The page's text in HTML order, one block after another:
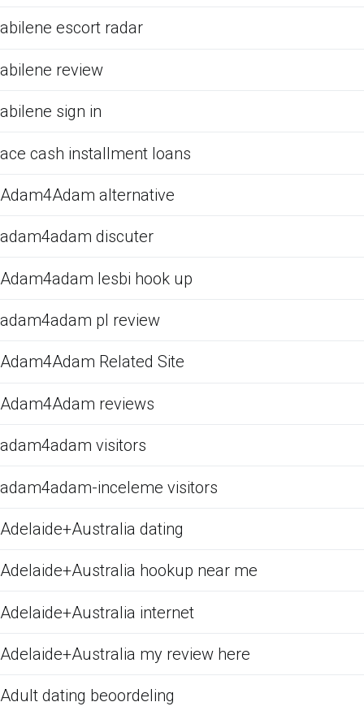
abilene escort radar
abilene review
abilene sign in
ace cash installment loans
Adam4Adam alternative
adam4adam discuter
Adam4adam lesbi hook up
adam4adam pl review
Adam4Adam Related Site
Adam4Adam reviews
adam4adam visitors
adam4adam-inceleme visitors
Adelaide+Australia dating
Adelaide+Australia hookup near me
Adelaide+Australia internet
Adelaide+Australia my review here
Adult dating beoordeling